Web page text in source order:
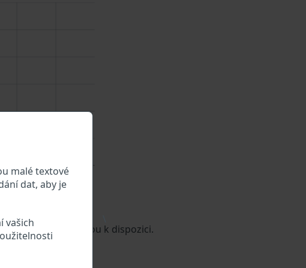
malé textové
dat, aby je
vašich
údaje o vozidle jsou k dispozici.